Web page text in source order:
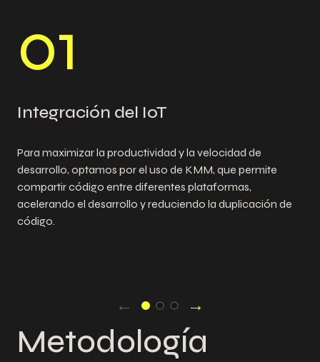
01
Integración del IoT
Para maximizar la productividad y la velocidad de
desarrollo, optamos por el uso de KMM, que permite
compartir código entre diferentes plataformas,
acelerando el desarrollo y reduciendo la duplicación de
código.
← →
Metodología